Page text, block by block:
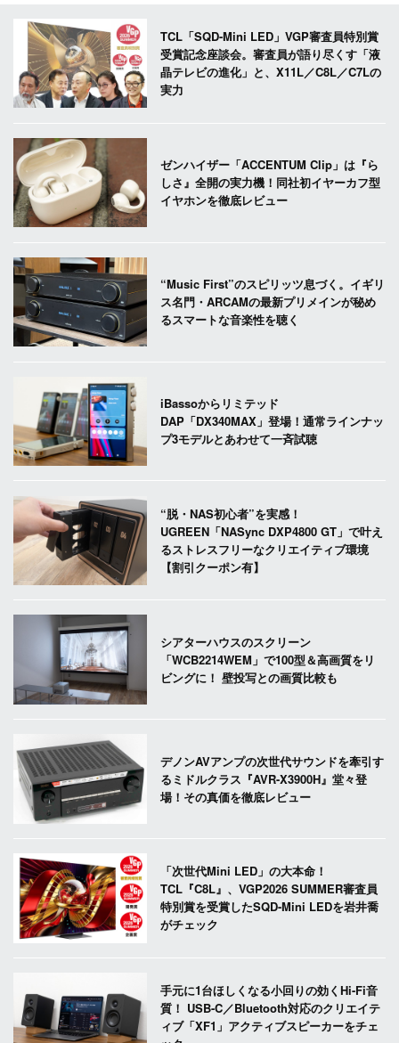
TCL「SQD-Mini LED」VGP審査員特別賞
受賞記念座談会。審査員が語り尽くす「液
晶テレビの進化」と、X11L／C8L／C7Lの
実力
ゼンハイザー「ACCENTUM Clip」は『ら
しさ』全開の実力機！同社初イヤーカフ型
イヤホンを徹底レビュー
“Music First”のスピリッツ息づく。イギリ
ス名門・ARCAMの最新プリメインが秘め
るスマートな音楽性を聴く
iBassoからリミテッド
DAP「DX340MAX」登場！通常ラインナッ
プ3モデルとあわせて一斉試聴
“脱・NAS初心者”を実感！
UGREEN「NASync DXP4800 GT」で叶え
るストレスフリーなクリエイティブ環境
【割引クーポン有】
シアターハウスのスクリーン
「WCB2214WEM」で100型＆高画質をリ
ビングに！ 壁投写との画質比較も
デノンAVアンプの次世代サウンドを牽引す
るミドルクラス『AVR-X3900H』堂々登
場！その真価を徹底レビュー
「次世代Mini LED」の大本命！
TCL『C8L』、VGP2026 SUMMER審査員
特別賞を受賞したSQD-Mini LEDを岩井喬
がチェック
手元に1台ほしくなる小回りの効くHi-Fi音
質！ USB-C／Bluetooth対応のクリエイテ
ィブ「XF1」アクティブスピーカーをチェ